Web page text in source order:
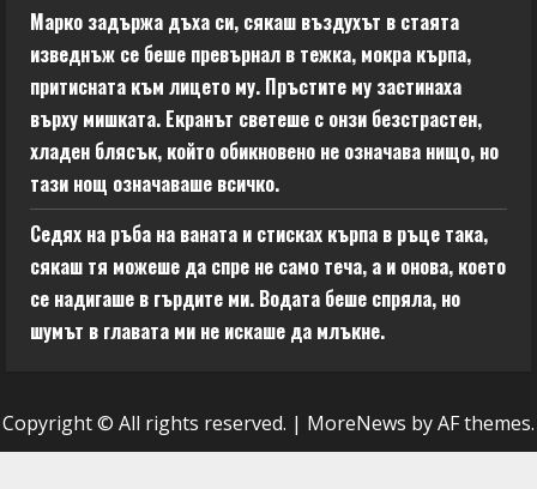
Марко задържа дъха си, сякаш въздухът в стаята
изведнъж се беше превърнал в тежка, мокра кърпа,
притисната към лицето му. Пръстите му застинаха
върху мишката. Екранът светеше с онзи безстрастен,
хладен блясък, който обикновено не означава нищо, но
тази нощ означаваше всичко.
Седях на ръба на ваната и стисках кърпа в ръце така,
сякаш тя можеше да спре не само теча, а и онова, което
се надигаше в гърдите ми. Водата беше спряла, но
шумът в главата ми не искаше да млъкне.
Copyright © All rights reserved. | MoreNews by AF themes.